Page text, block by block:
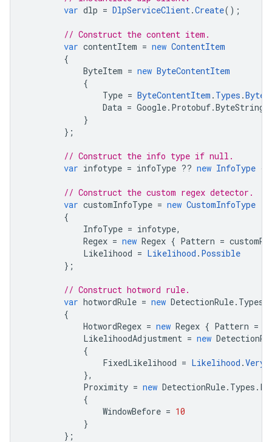
var dlp = DlpServiceClient.Create();
// Construct the content item.
var contentItem = new ContentItem
{
ByteItem = new ByteContentItem
{
Type = ByteContentItem . Types .
Data = Google. Protobuf.ByteString
}
};
// Construct the info type if null.
var infotype = infoType ?? new InfoType {
// Construct the custom regex detector.
var customInfoType = new CustomInfoType
{
InfoType = infotype,
Regex = new Regex { Pattern =
Likelihood = Likelihood . Possible
};
// Construct hotword rule.
var hotwordRule = new DetectionRule. Types
{
HotwordRegex = new Regex { Pattern =
LikelihoodAdjustment = new
{
FixedLikelihood = Likelihood .
},
Proximity = new DetectionRule. Types .
{
WindowBefore = 10
}
};